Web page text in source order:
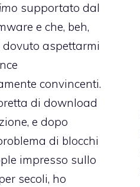
supportato dal
e che, beh,
aspettarmi
convincenti.
di download
e dopo
di blocchi
impresso sullo
secoli, ho